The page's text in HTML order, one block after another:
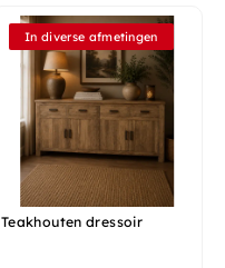
In diverse afmetingen
Teakhouten dressoir